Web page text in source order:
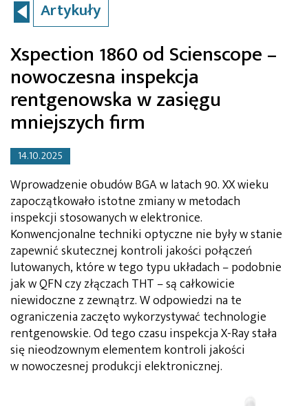
Artykuły
Xspection 1860 od Scienscope –
nowoczesna inspekcja
rentgenowska w zasięgu
mniejszych firm
14.10.2025
Wprowadzenie obudów BGA w latach 90. XX wieku
zapoczątkowało istotne zmiany w metodach
inspekcji stosowanych w elektronice.
Konwencjonalne techniki optyczne nie były w stanie
zapewnić skutecznej kontroli jakości połączeń
lutowanych, które w tego typu układach – podobnie
jak w QFN czy złączach THT – są całkowicie
niewidoczne z zewnątrz. W odpowiedzi na te
ograniczenia zaczęto wykorzystywać technologie
rentgenowskie. Od tego czasu inspekcja X-Ray stała
się nieodzownym elementem kontroli jakości
w nowoczesnej produkcji elektronicznej.